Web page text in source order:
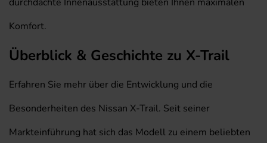
Komfort.
Überblick & Geschichte zu X-Trail
Erfahren Sie mehr über die Entwicklung und die
Besonderheiten des Nissan X-Trail. Seit seiner
Markteinführung hat sich das Modell zu einem beliebten